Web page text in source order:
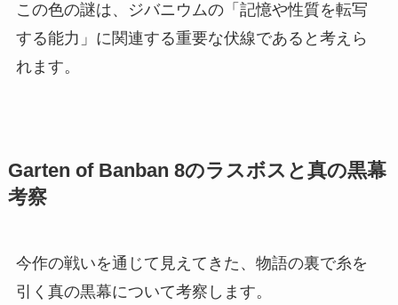
この色の謎は、ジバニウムの「記憶や性質を転写
する能力」に関連する重要な伏線であると考えら
れます。
Garten of Banban 8のラスボスと真の黒幕
考察
今作の戦いを通じて見えてきた、物語の裏で糸を
引く真の黒幕について考察します。